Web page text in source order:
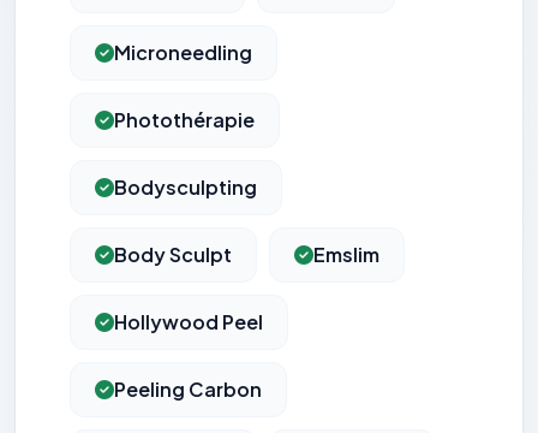
Microneedling
Photothérapie
Bodysculpting
Body Sculpt Emslim
Hollywood Peel
Peeling Carbon